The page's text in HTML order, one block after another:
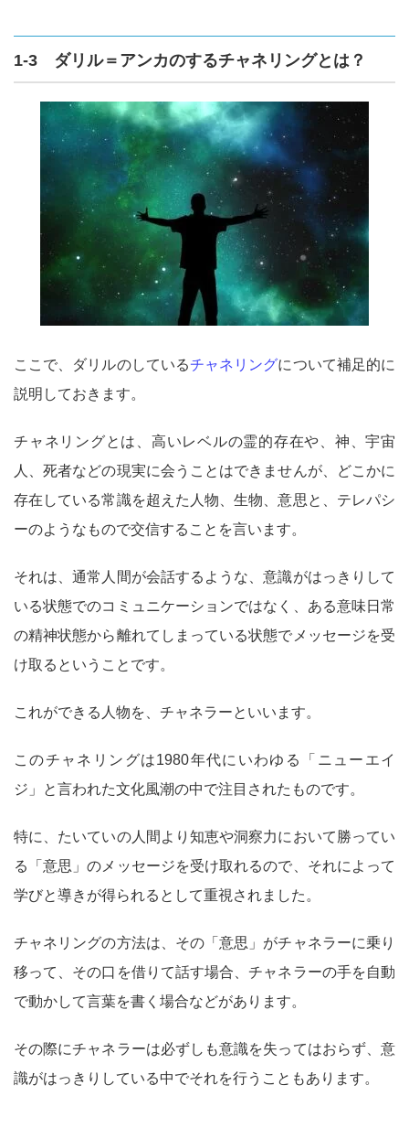
1-3 ダリル＝アンカのするチャネリングとは？
ここで、ダリルのしているチャネリングについて補足的に
説明しておきます。
チャネリングとは、高いレベルの霊的存在や、神、宇宙
人、死者などの現実に会うことはできませんが、どこかに
存在している常識を超えた人物、生物、意思と、テレパシ
ーのようなもので交信することを言います。
それは、通常人間が会話するような、意識がはっきりして
いる状態でのコミュニケーションではなく、ある意味日常
の精神状態から離れてしまっている状態でメッセージを受
け取るということです。
これができる人物を、チャネラーといいます。
このチャネリングは1980年代にいわゆる「ニューエイ
ジ」と言われた文化風潮の中で注目されたものです。
特に、たいていの人間より知恵や洞察力において勝ってい
る「意思」のメッセージを受け取れるので、それによって
学びと導きが得られるとして重視されました。
チャネリングの方法は、その「意思」がチャネラーに乗り
移って、その口を借りて話す場合、チャネラーの手を自動
で動かして言葉を書く場合などがあります。
その際にチャネラーは必ずしも意識を失ってはおらず、意
識がはっきりしている中でそれを行うこともあります。